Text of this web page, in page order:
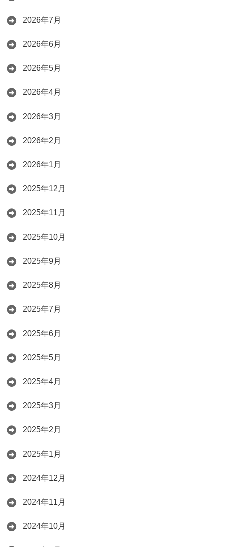
2026年7月
2026年6月
2026年5月
2026年4月
2026年3月
2026年2月
2026年1月
2025年12月
2025年11月
2025年10月
2025年9月
2025年8月
2025年7月
2025年6月
2025年5月
2025年4月
2025年3月
2025年2月
2025年1月
2024年12月
2024年11月
2024年10月